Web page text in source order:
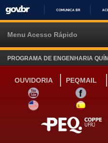
COMUNICA BR
Menu Acesso Rápido
PROGRAMA DE ENGENHARIA
OUVIDORIA PEQMAIL
YOUTUBE
SITE INGLÊS
LINK SITE